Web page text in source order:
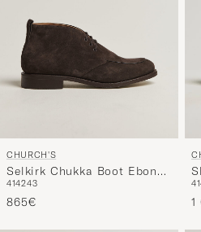
CHURCH'S
Selkirk Chukka Boot Ebony
Suede
414243
865€
41
1